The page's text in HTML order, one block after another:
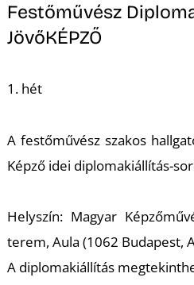
Festőművész
JövőKÉPZŐ
1. hét
A festőművész szakos
Képző idei diplomakiállítás-
Helyszín: Magyar
terem, Aula (1062 Budapest,
A diplomakiállítás